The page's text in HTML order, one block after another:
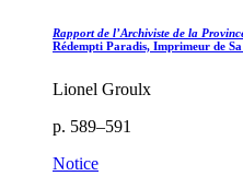
Rapport de l’Archiviste de la
Rédempti Paradis, Imprimeur de
Lionel Groulx
p. 589–591
Notice